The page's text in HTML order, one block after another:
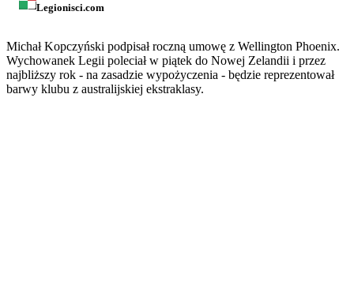
Legionisci.com
Michał Kopczyński podpisał roczną umowę z Wellington Phoenix.
Wychowanek Legii poleciał w piątek do Nowej Zelandii i przez
najbliższy rok - na zasadzie wypożyczenia - będzie reprezentował
barwy klubu z australijskiej ekstraklasy.